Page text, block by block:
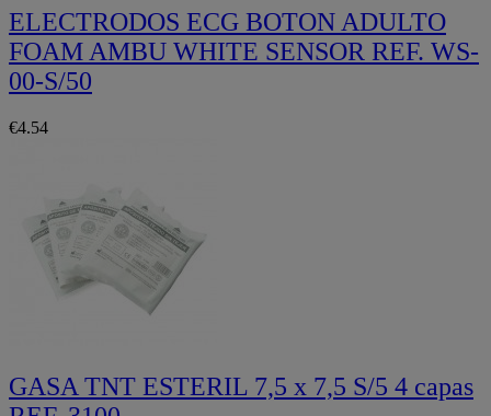
ELECTRODOS ECG BOTON ADULTO
FOAM AMBU WHITE SENSOR REF. WS-
00-S/50
€4.54
GASA TNT ESTERIL 7,5 x 7,5 S/5 4 capas